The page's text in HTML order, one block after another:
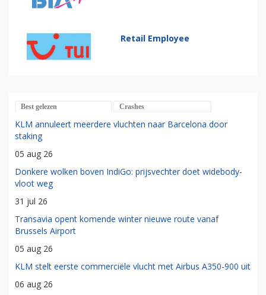
Retail Employee
Best gelezen Crashes
KLM annuleert meerdere vluchten naar Barcelona door
staking
05 aug 26
Donkere wolken boven IndiGo: prijsvechter doet widebody-
vloot weg
31 jul 26
Transavia opent komende winter nieuwe route vanaf
Brussels Airport
05 aug 26
KLM stelt eerste commerciële vlucht met Airbus A350-900 uit
06 aug 26